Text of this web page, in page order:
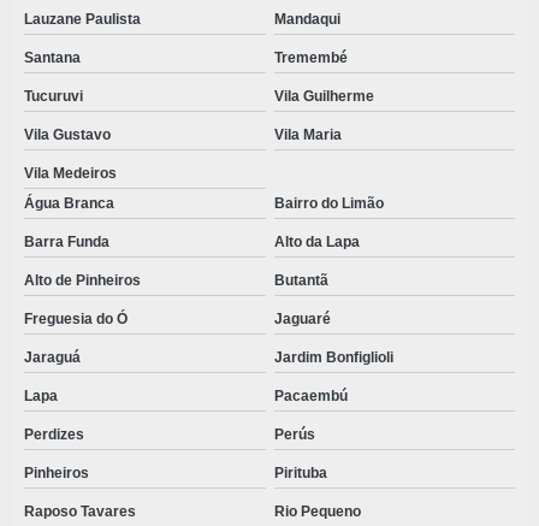
PROPÉ DESCARTAVEL PREÇO
ROUPA DESCARTAVEL
ROUPA DESCARTAVEL HOSPITALAR
ROUPAS DESCARTAVEIS EM TNT
SAPATILHA CIRURGICA DESCARTAVEL
SAPATILHA DESCARTAVEL
SAPATILHA PROPÉ ANTIDERRAPANTE
TOUCA DESCARTÁVEL ROSA
TOUCA DESCARTÁVEL TNT
TOUCA SANFONADA DESCARTÁVEL
Lauzane Paulista Mandaqui
Santana Tremembé
Tucuruvi Vila Guilherme
Vila Gustavo Vila Maria
Vila Medeiros
Água Branca
Bairro do Limão
Barra Funda Alto da Lapa
Alto de Pinheiros Butantã
Freguesia do Ó Jaguaré
Jaraguá Jardim Bonfiglioli
Lapa Pacaembú
Perdizes Perús
Pinheiros Pirituba
Raposo Tavares Rio Pequeno